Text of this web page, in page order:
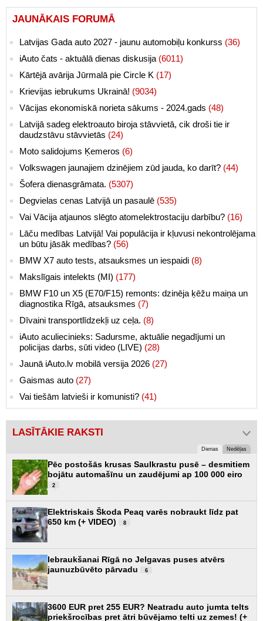
JAUNĀKAIS FORUMĀ
Latvijas Gada auto 2027 - jaunu automobiļu konkurss (36)
iAuto čats - aktuālā dienas diskusija (6011)
Kārtējā avārija Jūrmalā pie Circle K (17)
Krievijas iebrukums Ukrainā! (9034)
Vācijas ekonomiskā norieta sākums - 2024.gads (48)
Latvijā sadeg elektroauto biroja stāvvietā, cik droši tie ir
daudzstāvu stāvvietās (24)
Moto salidojums Ķemeros (6)
Volkswagen jaunajiem dzinējiem zūd jauda, ko darīt? (44)
Šofera dienasgrāmata. (5307)
Degvielas cenas Latvijā un pasaulē (535)
Vai Vācija atjaunos slēgto atomelektrostaciju darbību? (16)
Lāču medības Latvijā! Vai populācija ir kļuvusi nekontrolējama
un būtu jāsāk medības? (56)
BMW X7 auto tests, atsauksmes un iespaidi (8)
Makslīgais intelekts (MI) (177)
BMW F10 un X5 (E70/F15) remonts: dzinēja ķēžu maiņa un
diagnostika Rīgā, atsauksmes (7)
Dīvaini transportlīdzekļi uz ceļa. (8)
iAuto aculiecinieks: Sadursme, aktuālie negadījumi un
policijas darbs, sūti video (LIVE) (28)
Jaunā iAuto.lv mobilā versija 2026 (27)
Gaismas auto (27)
Vai tiešām latvieši ir komunisti? (41)
LASĪTĀKIE RAKSTI
Dienas Nedēļas
Pēc postošās krusas Saulkrastu pusē – desmitiem
bojātu automašīnu un zaudējumi ap 100 000 eiro
2
Elektriskais Škoda Peaq varēs nobraukt līdz pat
650 km (+ VIDEO)
8
Iebraukšanai Rīgā no Jelgavas puses atvērs
jaunuzbūvēto pārvadu
6
3600 EUR pret 255 EUR? Neatradu auto jumta telts
priekšrocības pret ātri būvējamo telti uz zemes! (+